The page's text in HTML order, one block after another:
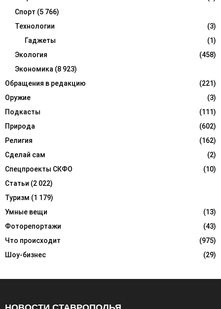
Спорт (5 766)
Технологии
(3)
Гаджеты
(1)
Экология
(458)
Экономика (8 923)
Обращения в редакцию
(221)
Оружие
(3)
Подкасты
(111)
Природа
(602)
Религия
(162)
Сделай сам
(2)
Спецпроекты СКФО
(10)
Статьи (2 022)
Туризм (1 179)
Умные вещи
(13)
Фоторепортажи
(43)
Что происходит
(975)
Шоу-бизнес
(29)